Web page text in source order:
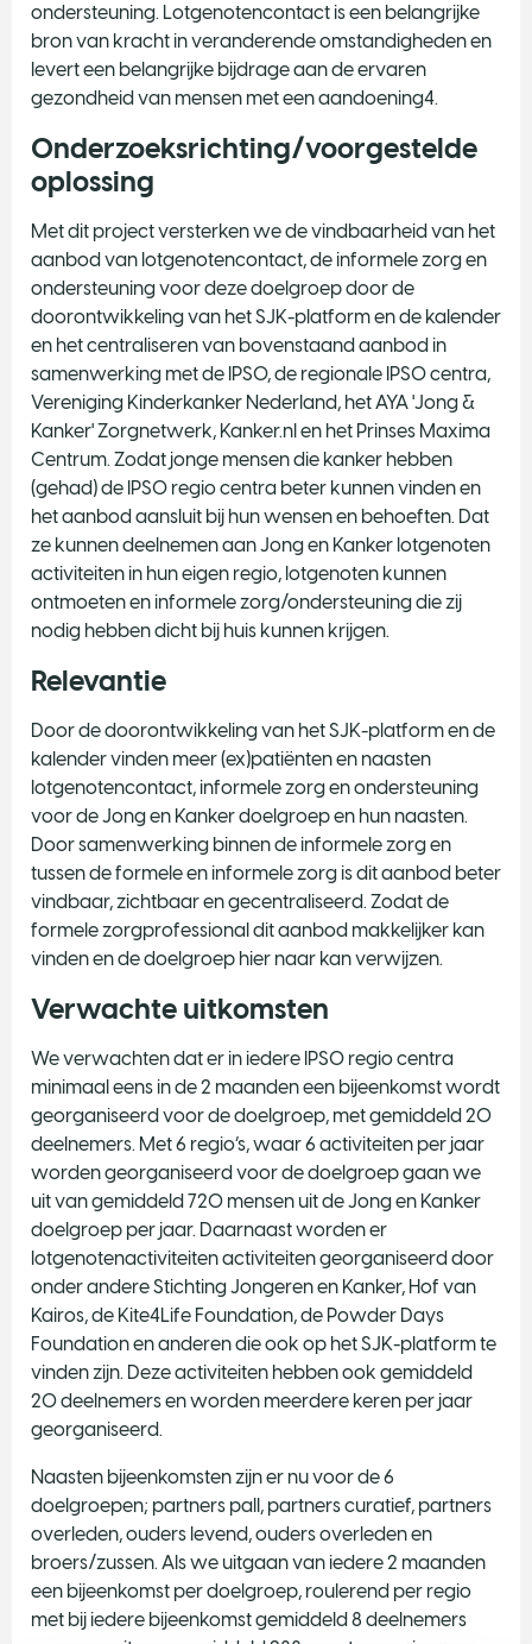
ondersteuning. Lotgenotencontact is een belangrijke
bron van kracht in veranderende omstandigheden en
levert een belangrijke bijdrage aan de ervaren
gezondheid van mensen met een aandoening4.
Onderzoeksrichting/voorgestelde
oplossing
Met dit project versterken we de vindbaarheid van het
aanbod van lotgenotencontact, de informele zorg en
ondersteuning voor deze doelgroep door de
doorontwikkeling van het SJK-platform en de kalender
en het centraliseren van bovenstaand aanbod in
samenwerking met de IPSO, de regionale IPSO centra,
Vereniging Kinderkanker Nederland, het AYA 'Jong &
Kanker' Zorgnetwerk, Kanker.nl en het Prinses Maxima
Centrum. Zodat jonge mensen die kanker hebben
(gehad) de IPSO regio centra beter kunnen vinden en
het aanbod aansluit bij hun wensen en behoeften. Dat
ze kunnen deelnemen aan Jong en Kanker lotgenoten
activiteiten in hun eigen regio, lotgenoten kunnen
ontmoeten en informele zorg/ondersteuning die zij
nodig hebben dicht bij huis kunnen krijgen.
Relevantie
Door de doorontwikkeling van het SJK-platform en de
kalender vinden meer (ex)patiënten en naasten
lotgenotencontact, informele zorg en ondersteuning
voor de Jong en Kanker doelgroep en hun naasten.
Door samenwerking binnen de informele zorg en
tussen de formele en informele zorg is dit aanbod beter
vindbaar, zichtbaar en gecentraliseerd. Zodat de
formele zorgprofessional dit aanbod makkelijker kan
vinden en de doelgroep hier naar kan verwijzen.
Verwachte uitkomsten
We verwachten dat er in iedere IPSO regio centra
minimaal eens in de 2 maanden een bijeenkomst wordt
georganiseerd voor de doelgroep, met gemiddeld 20
deelnemers. Met 6 regio’s, waar 6 activiteiten per jaar
worden georganiseerd voor de doelgroep gaan we
uit van gemiddeld 720 mensen uit de Jong en Kanker
doelgroep per jaar. Daarnaast worden er
lotgenotenactiviteiten activiteiten georganiseerd door
onder andere Stichting Jongeren en Kanker, Hof van
Kairos, de Kite4Life Foundation, de Powder Days
Foundation en anderen die ook op het SJK-platform te
vinden zijn. Deze activiteiten hebben ook gemiddeld
20 deelnemers en worden meerdere keren per jaar
georganiseerd.
Naasten bijeenkomsten zijn er nu voor de 6
doelgroepen; partners pall, partners curatief, partners
overleden, ouders levend, ouders overleden en
broers/zussen. Als we uitgaan van iedere 2 maanden
een bijeenkomst per doelgroep, roulerend per regio
met bij iedere bijeenkomst gemiddeld 8 deelnemers